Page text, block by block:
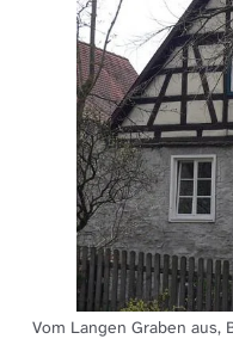
Vom Langen Graben aus,